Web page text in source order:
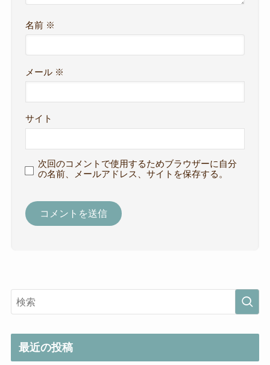
名前 ※
メール ※
サイト
次回のコメントで使用するためブラウザーに自分
の名前、メールアドレス、サイトを保存する。
最近の投稿